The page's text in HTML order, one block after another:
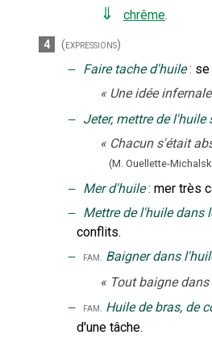
⇓ chrême.
4 (expressions)
‒ Faire tache d'huile : se
« Une idée
‒ Jeter, mettre de l'huile
« Chacun s'était
(M. Ouellette-
‒ Mer d'huile : mer très
‒ Mettre de l'huile dans
conflits.
‒ fam. Baigner dans
« Tout baigne
‒ fam. Huile de bras, de
d'une tâche.